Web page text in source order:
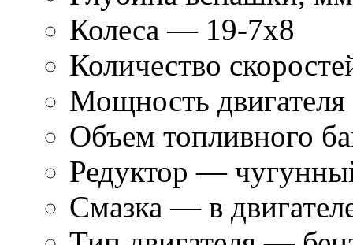
Колеса — 19-7х8
Количество
Мощность двигателя
Объем топливного
Редуктор —
Смазка — в